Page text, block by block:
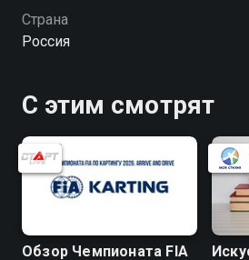
Страна
Россия
С этим смотрят
Обзор Чемпионата FIA